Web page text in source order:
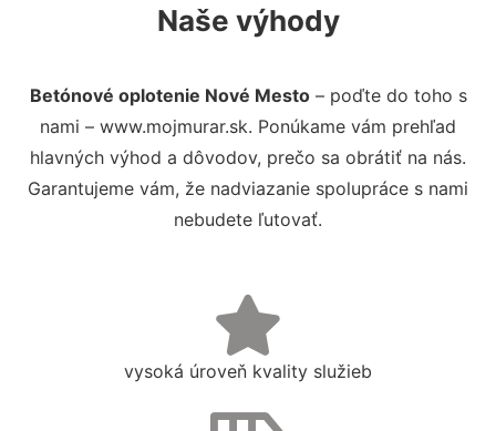
Naše výhody
Betónové oplotenie Nové Mesto– poďte do toho s
nami – www.mojmurar.sk. Ponúkame vám prehľad
hlavných výhod a dôvodov, prečo sa obrátiť na nás.
Garantujeme vám, že nadviazanie spolupráce s nami
nebudete ľutovať.
vysoká úroveň kvality služieb